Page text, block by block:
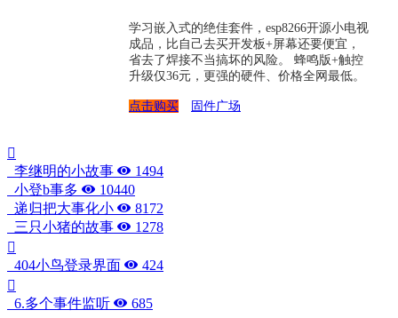
学习嵌入式的绝佳套件，esp8266开源小电视
成品，比自己去买开发板+屏幕还要便宜，
省去了焊接不当搞坏的风险。 蜂鸣版+触控
升级仅36元，更强的硬件、价格全网最低。
点击购买 固件广场
李继明的小故事
1494
小登b事多
10440
递归把大事化小
8172
三只小猪的故事
1278
404小鸟登录界面 424
6.多个事件监听 685